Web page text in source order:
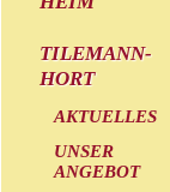
TILEMANN-
HORT
AKTUELLES
UNSER
ANGEBOT